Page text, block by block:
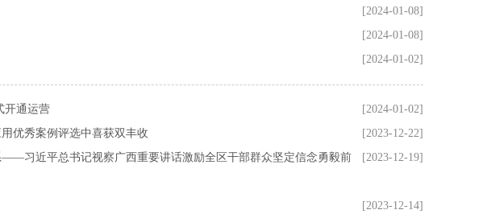
[2024-01-08]
[2024-01-08]
[2024-01-02]
[2024-01-02]
开通运营
[2023-12-22]
优秀案例评选中喜获双丰收
[2023-12-19]
习近平总书记视察广西重要讲话激励全区干部群众坚定信念勇毅前
[2023-12-14]